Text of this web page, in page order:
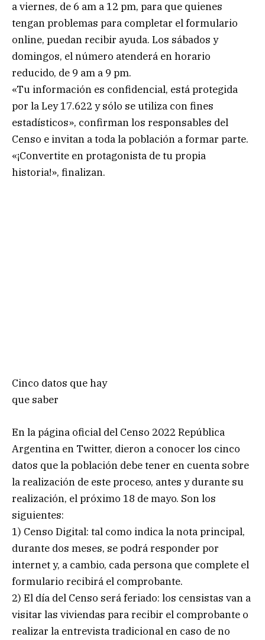
a viernes, de 6 am a 12 pm, para que quienes
tengan problemas para completar el formulario
online, puedan recibir ayuda. Los sábados y
domingos, el número atenderá en horario
reducido, de 9 am a 9 pm.
«Tu información es confidencial, está protegida
por la Ley 17.622 y sólo se utiliza con fines
estadísticos», confirman los responsables del
Censo e invitan a toda la población a formar parte.
«¡Convertite en protagonista de tu propia
historia!», finalizan.
Cinco datos que hay
que saber
En la página oficial del Censo 2022 República
Argentina en Twitter, dieron a conocer los cinco
datos que la población debe tener en cuenta sobre
la realización de este proceso, antes y durante su
realización, el próximo 18 de mayo. Son los
siguientes:
1) Censo Digital: tal como indica la nota principal,
durante dos meses, se podrá responder por
internet y, a cambio, cada persona que complete el
formulario recibirá el comprobante.
2) El día del Censo será feriado: los censistas van a
visitar las viviendas para recibir el comprobante o
realizar la entrevista tradicional en caso de no